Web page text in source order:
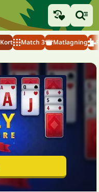
Kort Match 3 Matlagning